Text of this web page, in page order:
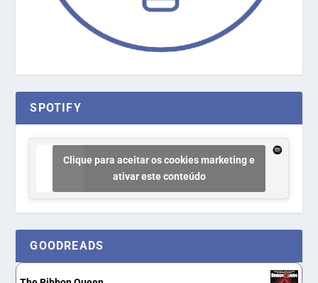
SPOTIFY
Clique para aceitar os cookies marketing e
ativar este conteúdo
GOODREADS